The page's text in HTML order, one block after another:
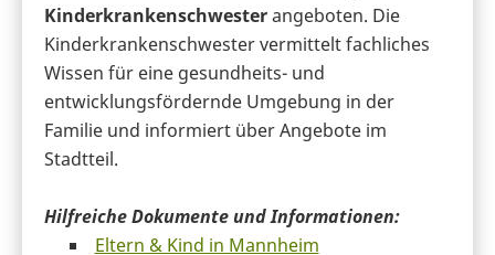
Kinderkrankenschwesterangeboten. Die
Kinderkrankenschwester vermittelt fachliches
Wissen für eine gesundheits- und
entwicklungsfördernde Umgebung in der
Familie und informiert über Angebote im
Stadtteil.
Hilfreiche Dokumente und Informationen:
Eltern & Kind in Mannheim